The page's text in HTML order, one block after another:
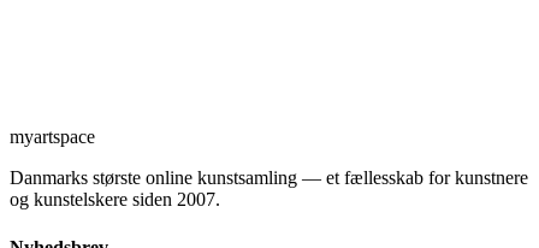
myartspace
Danmarks største online kunstsamling — et fællesskab for kunstnere
og kunstelskere siden 2007.